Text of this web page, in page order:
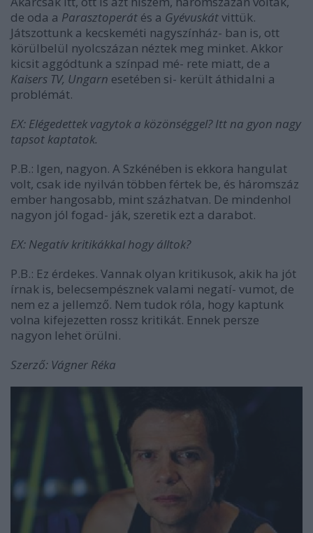
de oda a Parasztoperát és a Gyévuskátvittük.
Játszottunk a kecskeméti nagyszínház- ban is, ott
körülbelül nyolcszázan néztek meg minket. Akkor
kicsit aggódtunk a színpad mé- rete miatt, de a
Kaisers TV, Ungarn esetében si- került áthidalni a
problémát.
EX: Elégedettek vagytok a közönséggel? Itt na­ gyon nagy
tapsot kaptatok.
P.B.: Igen, nagyon. A Szkénében is ekkora hangulat
volt, csak ide nyilván többen fértek be, és háromszáz
ember hangosabb, mint százhatvan. De mindenhol
nagyon jól fogad- ják, szeretik ezt a darabot.
EX: Negatív kritikákkal hogy álltok?
P.B.: Ez érdekes. Vannak olyan kritikusok, akik ha jót
írnak is, belecsempésznek valami negatí- vumot, de
nem ez a jellemző. Nem tudok róla, hogy kaptunk
volna kifejezetten rossz kritikát. Ennek persze
nagyon lehet örülni.
Szerző: Vágner Réka